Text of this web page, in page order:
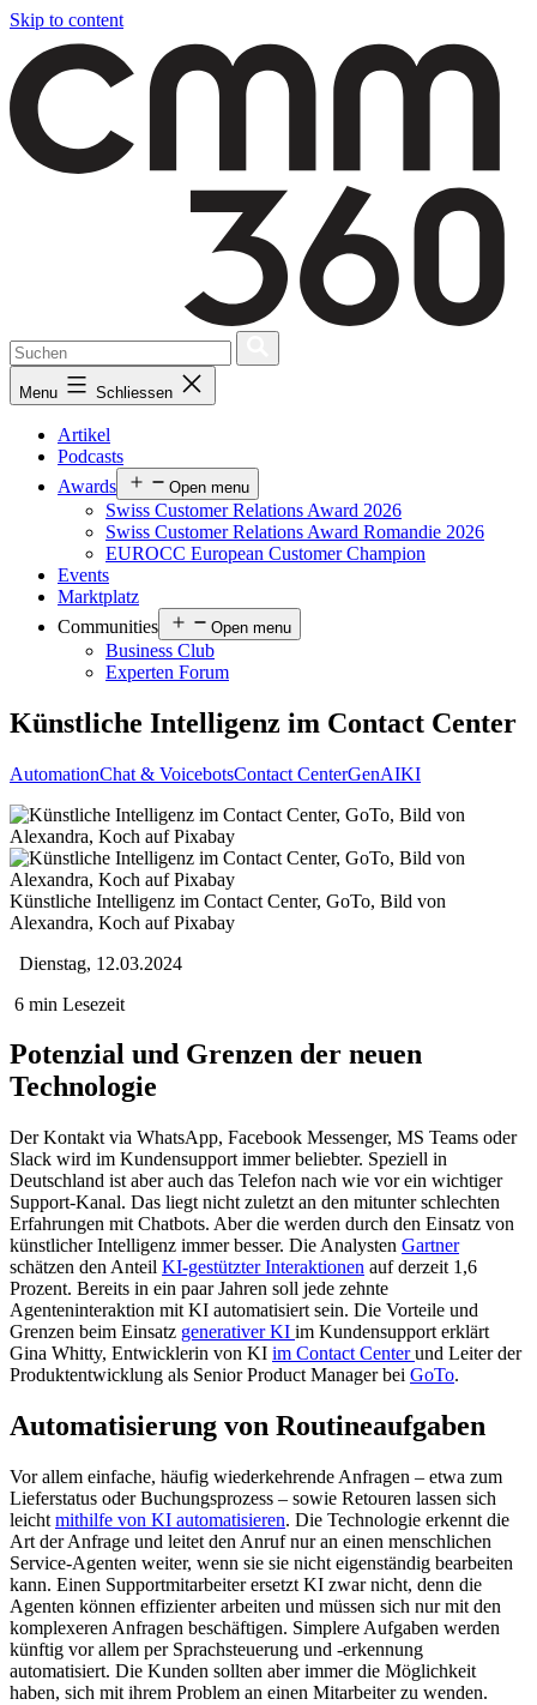
Skip to content
Menu Schliessen
Artikel
Podcasts
Awards
Open menu
Swiss Customer Relations Award 2026
Swiss Customer Relations Award Romandie 2026
EUROCC European Customer Champion
Events
Marktplatz
Communities
Open menu
Business Club
Experten Forum
Künstliche Intelligenz im Contact Center
AutomationChat & VoicebotsContact CenterGenAIKI
Künstliche Intelligenz im Contact Center, GoTo, Bild von
Alexandra, Koch auf Pixabay
Dienstag, 12.03.2024
6 min Lesezeit
Potenzial und Grenzen der neuen
Technologie
Der Kontakt via WhatsApp, Facebook Messenger, MS Teams oder
Slack wird im Kundensupport immer beliebter. Speziell in
Deutschland ist aber auch das Telefon nach wie vor ein wichtiger
Support-Kanal. Das liegt nicht zuletzt an den mitunter schlechten
Erfahrungen mit Chatbots. Aber die werden durch den Einsatz von
künstlicher Intelligenz immer besser. Die Analysten Gartner
schätzen den Anteil KI-gestützter Interaktionen auf derzeit 1,6
Prozent. Bereits in ein paar Jahren soll jede zehnte
Agenteninteraktion mit KI automatisiert sein. Die Vorteile und
Grenzen beim Einsatz generativer KI im Kundensupport erklärt
Gina Whitty, Entwicklerin von KI im Contact Centerund Leiter der
Produktentwicklung als Senior Product Manager bei GoTo.
Automatisierung von Routineaufgaben
Vor allem einfache, häufig wiederkehrende Anfragen – etwa zum
Lieferstatus oder Buchungsprozess – sowie Retouren lassen sich
leicht mithilfe von KI automatisieren. Die Technologie erkennt die
Art der Anfrage und leitet den Anruf nur an einen menschlichen
Service-Agenten weiter, wenn sie sie nicht eigenständig bearbeiten
kann. Einen Supportmitarbeiter ersetzt KI zwar nicht, denn die
Agenten können effizienter arbeiten und müssen sich nur mit den
komplexeren Anfragen beschäftigen. Simplere Aufgaben werden
künftig vor allem per Sprachsteuerung und -erkennung
automatisiert. Die Kunden sollten aber immer die Möglichkeit
haben, sich mit ihrem Problem an einen Mitarbeiter zu wenden.